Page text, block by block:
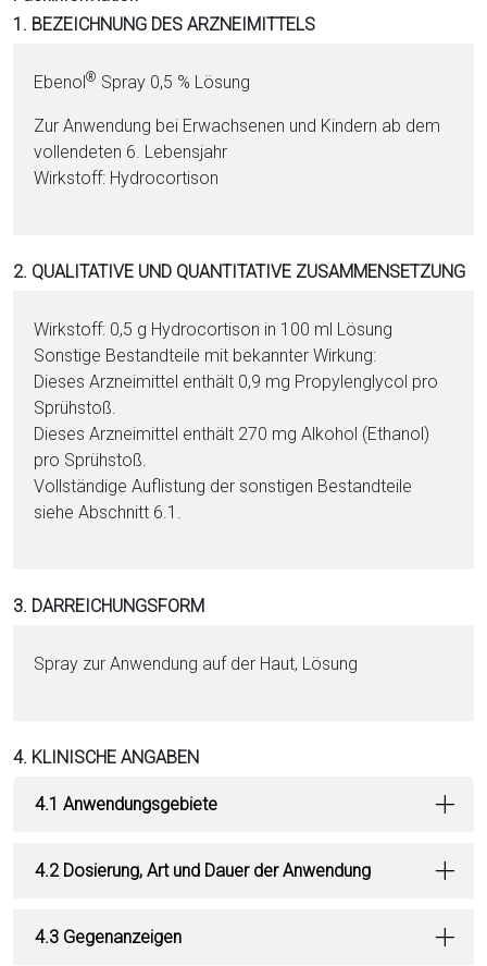
1. BEZEICHNUNG DES ARZNEIMITTELS
Ebenol® Spray 0,5 % Lö­sung
Zur Anwendung bei Erwachsenen und Kindern ab dem
voll­en­de­ten 6. Lebensjahr
Wirkstoff: Hy­dro­cor­ti­son
2. QUALITATIVE UND QUANTITATIVE ZUSAMMENSETZUNG
Wirkstoff: 0,5 g Hy­dro­cor­ti­son in 100 ml Lö­sung
Sonstige Be­stand­tei­le mit bekannter Wirkung:
Dieses Arzneimittel enthält 0,9 mg Pro­py­len­gly­col pro
Sprühstoß.
Dieses Arzneimittel enthält 270 mg Al­ko­hol (Etha­nol)
pro Sprühstoß.
Vollständige Auflistung der sonstigen Be­stand­tei­le
siehe Abschnitt 6.1.
3. DARREICHUNGSFORM
Spray zur Anwendung auf der Haut, Lö­sung
4. KLINISCHE ANGABEN
4.1 Anwendungsgebiete
4.2 Dosierung, Art und Dauer der Anwendung
4.3 Gegenanzeigen